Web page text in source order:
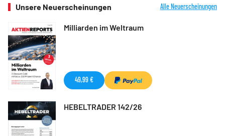
Unsere Neuerscheinungen Alle Neuerscheinungen
Milliarden im Weltraum
49,99 €
HEBELTRADER 142/26